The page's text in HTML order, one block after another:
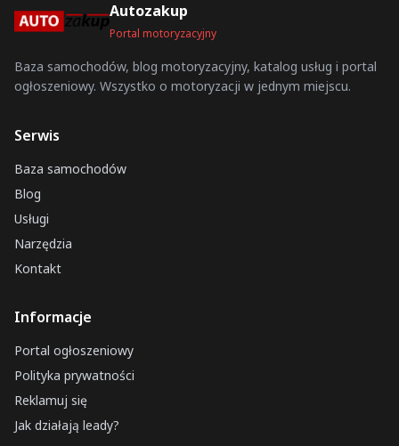
Autozakup
Portal motoryzacyjny
Baza samochodów, blog motoryzacyjny, katalog usług i portal
ogłoszeniowy. Wszystko o motoryzacji w jednym miejscu.
Serwis
Baza samochodów
Blog
Usługi
Narzędzia
Kontakt
Informacje
Portal ogłoszeniowy
Polityka prywatności
Reklamuj się
Jak działają leady?